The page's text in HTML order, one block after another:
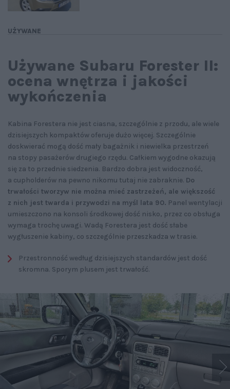
UŻYWANE
Używane Subaru Forester II:
ocena wnętrza i jakości
wykończenia
Kabina Forestera nie jest ciasna, szczególnie z przodu, ale wiele
dzisiejszych kompaktów oferuje dużo więcej. Szczególnie
doskwierać mogą dość mały bagażnik i niewielka przestrzeń
na stopy pasażerów drugiego rzędu. Całkiem wygodne okazują
się za to przednie siedzenia. Bardzo dobra jest widoczność,
a cupholderów na pewno nikomu tutaj nie zabraknie. Do
trwałości tworzyw nie można mieć zastrzeżeń, ale większość
z nich jest twarda i przywodzi na myśl lata 90. Panel wentylacji
umieszczono na konsoli środkowej dość nisko, przez co obsługa
wymaga trochę uwagi. Wadą Forestera jest dość słabe
wygłuszenie kabiny, co szczególnie przeszkadza w trasie.
Przestronność według dzisiejszych standardów jest dość
skromna. Sporym plusem jest trwałość.